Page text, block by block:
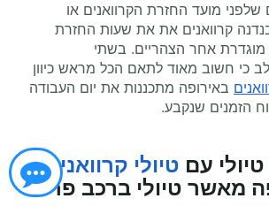
שלפני מועד החזרת הקרוואנים או
קרוואנים את את שעות החזרת
מוגדרת אחר הצהריים. בשתי
כי חשוב מאוד לתאם הכל מראש כיוון
באירופה מתכננות את יום העבודה
הזמנים שנקבע.
טיולי עם טיולי קרוואנים
מאשר טיולי ברכב פרטי